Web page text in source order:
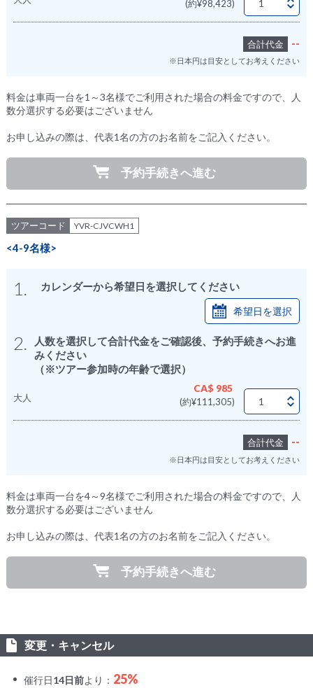
(約¥98,423)
合計代金 --
※日本円は目安としてお考えください
料金は車両一台を1～3名様でご利用された場合の料金ですので、人
数分選択する必要はございません
お申し込みの際は、代表1名の方のお名前をご記入ください。
予約手続きへ進む
ツアーコード YVR-CJVCWH1
<4-9名様>
1. カレンダーから希望日を選択してください
希望日を選択
2.
人数を選択して合計代金をご確認後、予約手続きへお進
みください
（※ツアー参加時の年齢で選択）
大人
CA$ 985
(約¥111,305)
合計代金 --
※日本円は目安としてお考えください
料金は車両一台を4～9名様でご利用された場合の料金ですので、人
数分選択する必要はございません
お申し込みの際は、代表1名の方のお名前をご記入ください。
予約手続きへ進む
変更・キャンセル
催行日14日前より： 25%